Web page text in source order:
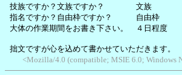
技族ですか？文族ですか？ 文族
指名ですか？自由枠ですか？ 自由枠
大体の作業期間をお書き下さい。 ４日程度
拙文ですが心を込めて書かせていただきます。
<Mozilla/4.0 (compatible; MSIE 6.0; Windows